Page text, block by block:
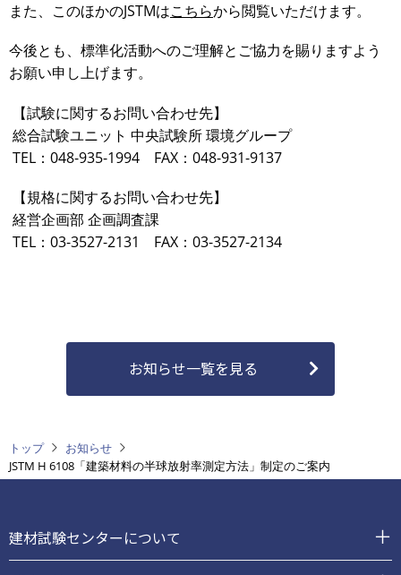
また、このほかのJSTMはこちらから閲覧いただけます。
今後とも、標準化活動へのご理解とご協力を賜りますよう
お願い申し上げます。
【試験に関するお問い合わせ先】
総合試験ユニット 中央試験所 環境グループ
TEL：048-935-1994 FAX：048-931-9137
【規格に関するお問い合わせ先】
経営企画部 企画調査課
TEL：03-3527-2131 FAX：03-3527-2134
お知らせ一覧を見る
トップ
お知らせ
JSTM H 6108「建築材料の半球放射率測定方法」制定のご案内
ッ
タ
ー
建材試験センターについて